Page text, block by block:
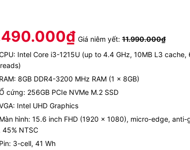
₫ Giá niêm yết: 11.990.000₫
Intel Core i3-1215U (up to 4.4 GHz, 10MB L3 cache,
RAM: 8GB DDR4-3200 MHz RAM (1 x 8GB)
cứng: 256GB PCIe NVMe M.2 SSD
Intel UHD Graphics
Màn hình: 15.6 inch FHD (1920 x 1080), micro-edge, anti-
45% NTSC
Pin: 3-cell, 41 Wh